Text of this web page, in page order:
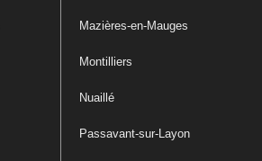
Mazières-en-Mauges
Montilliers
Nuaillé
Passavant-sur-Layon